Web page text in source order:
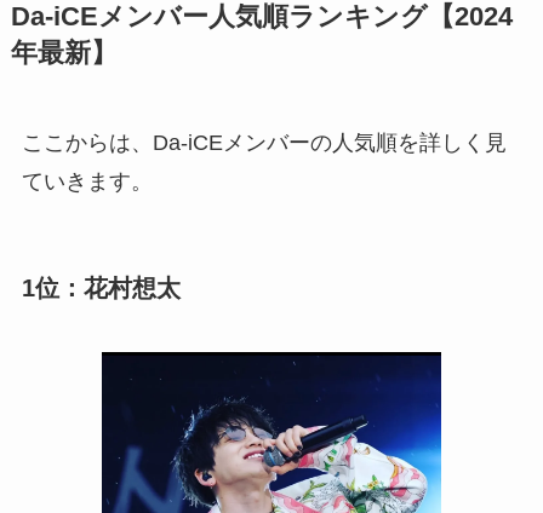
Da-iCEメンバー人気順ランキング【2024
年最新】
ここからは、Da-iCEメンバーの人気順を詳しく見
ていきます。
1位：花村想太